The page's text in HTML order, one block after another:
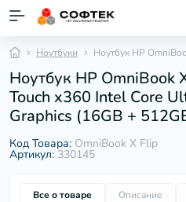
Ноутбуки Ноутбук HP
Ноутбук HP OmniBook
Touch x360 Intel Core
Graphics (16GB +
Код Товара: OmniBook X Flip
Артикул: 330145
Все о товаре Описание